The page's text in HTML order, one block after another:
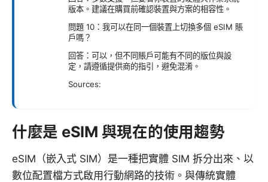
版本。建議在購買前確認裝置與方案的相容性。
問題 10：我可以在同一個裝置上切換多個 eSIM 賬
戶嗎？
回答：可以，但不同賬戶可能有不同的版位與設
定，請遵循提供商的指引，避免混淆。
Sources:
什麼是 eSIM 與現在的使用趨勢
eSIM（嵌入式 SIM）是一種把實體 SIM 拆分出來、以
數位配置檔方式啟用行動網路的技術。與傳統實體